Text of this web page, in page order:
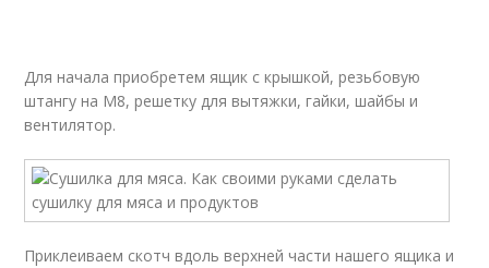
Для начала приобретем ящик с крышкой, резьбовую
штангу на М8, решетку для вытяжки, гайки, шайбы и
вентилятор.
Приклеиваем скотч вдоль верхней части нашего ящика и